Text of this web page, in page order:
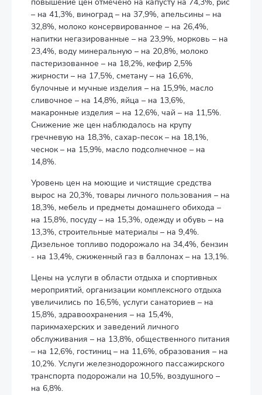
– на 41,3%, виноград – на 37,9%, апельсины – на
32,8%, молоко консервированное – на 26,4%,
напитки негазированные – на 23,9%, морковь – на
23,4%, воду минеральную – на 20,8%, молоко
пастеризованное – на 18,2%, кефир 2,5%
жирности – на 17,5%, сметану – на 16,6%,
булочные и мучные изделия – на 15,9%, масло
сливочное – на 14,8%, яйца – на 13,6%,
макаронные изделия – на 12,6%, чай – на 11,5%.
Снижение же цен наблюдалось на крупу
гречневую на 18,3%, сахар-песок – на 18,1%,
чеснок – на 15,9%, масло подсолнечное – на
14,8%.
Уровень цен на моющие и чистящие средства
вырос на 20,3%, товары личного пользования – на
18,3%, мебель и предметы домашнего обихода –
на 15,8%, посуду – на 15,3%, одежду и обувь – на
13,3%, строительные материалы – на 9,4%.
Дизельное топливо подорожало на 34,4%, бензин
- на 13,4%, сжиженный газ в баллонах – на 13,1%.
Цены на услуги в области отдыха и спортивных
мероприятий, организации комплексного отдыха
увеличились по 16,5%, услуги санаториев – на
15,8%, здравоохранения – на 15,4%,
парикмахерских и заведений личного
обслуживания – на 13,8%, общественного питания
– на 12,6%, гостиниц – на 11,6%, образования – на
10,2%. Услуги железнодорожного пассажирского
транспорта подорожали на 10,5%, воздушного –
на 6,8%.